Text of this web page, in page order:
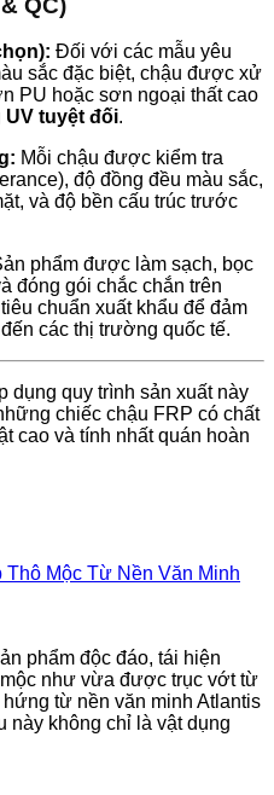
Đối với các mẫu yêu
sắc đặc biệt, chậu được xử
PU hoặc sơn ngoại thất cao
UV tuyệt đối.
Mỗi chậu được kiểm tra
độ đồng đều màu sắc,
và độ bền cấu trúc trước
phẩm được làm sạch, bọc
đóng gói chắc chắn trên
chuẩn xuất khẩu để đảm
các thị trường quốc tế.
dụng quy trình sản xuất này
chiếc chậu FRP có chất
cao và tính nhất quán hoàn
Mộc Từ Nền Văn Minh
phẩm độc đáo, tái hiện
như vừa được trục vớt từ
từ nền văn minh Atlantis
này không chỉ là vật dụng